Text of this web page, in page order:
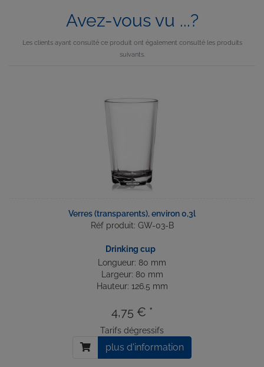
Avez-vous vu ...?
Les clients ayant consulté ce produit ont également consulté les produits
suivants.
Verres (transparents), environ 0,3l
Réf produit: GW-03-B
Drinking cup
Longueur: 80 mm
Largeur: 80 mm
Hauteur: 126.5 mm
4,75 € *
Tarifs dégressifs
plus d'information